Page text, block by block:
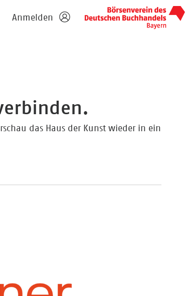
zurücksetzen
Anmelden
das Haus der Kunst wieder in ein